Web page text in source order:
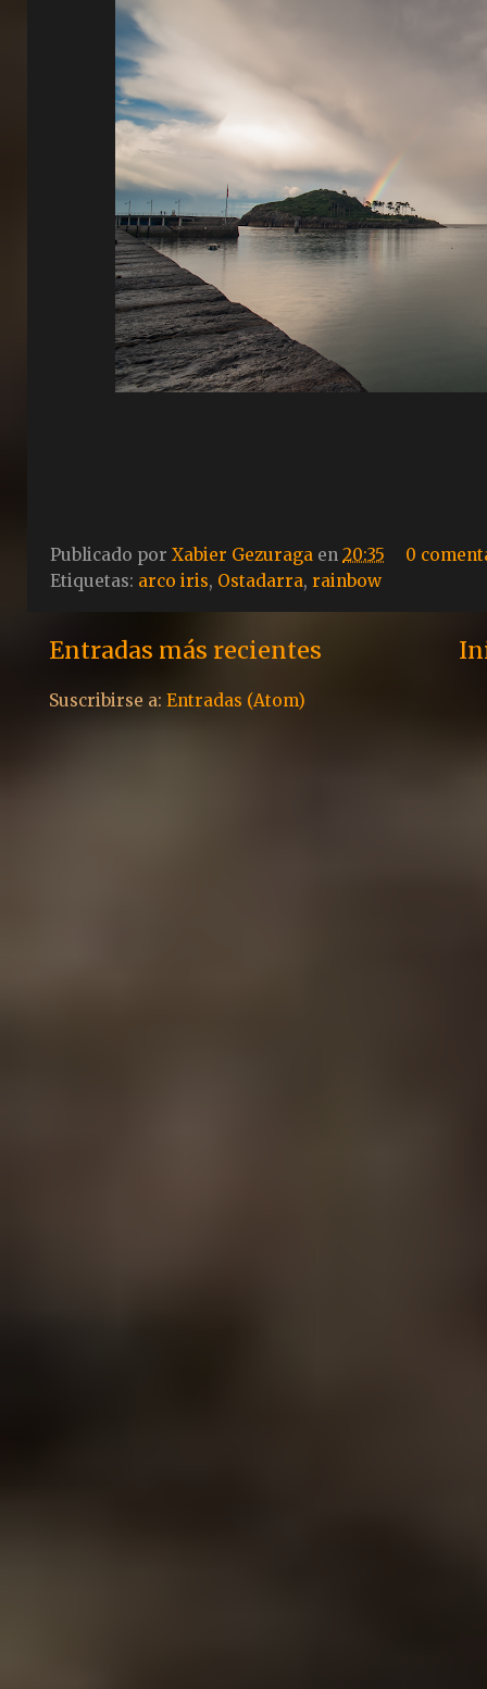
Publicado por Xabier Gezuraga en 20:35
0
Etiquetas: arco iris, Ostadarra, rainbow
Entradas más recientes
Suscribirse a: Entradas (Atom)